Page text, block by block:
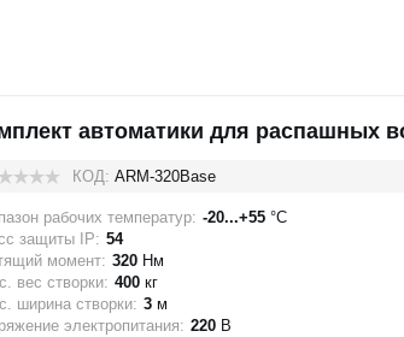
автоматики для распашных
КОД: ARM-320Base
рабочих температур: -20...+55 °C
защиты IP: 54
момент: 320 Нм
вес створки: 400 кг
ширина створки: 3 м
электропитания: 220 В